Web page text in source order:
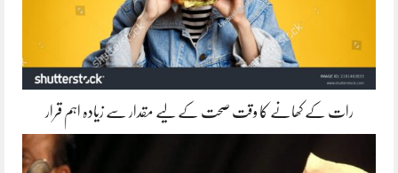
رات کے کھانے کا وقت صحت کے لیے مقدار سے زیادہ اہم قرار